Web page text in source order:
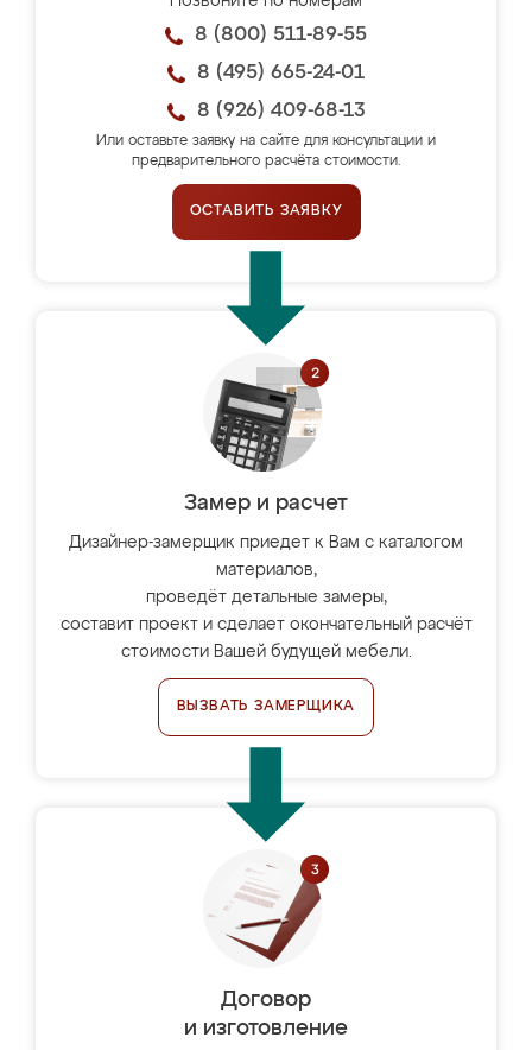
8 (800) 511-89-55
8 (495) 665-24-01
8 (926) 409-68-13
Или оставьте заявку на сайте для консультации и
предварительного расчёта стоимости.
ОСТАВИТЬ ЗАЯВКУ
Замер и расчет
Дизайнер-замерщик приедет к Вам с каталогом
материалов,
проведёт детальные замеры,
составит проект и сделает окончательный расчёт
стоимости Вашей будущей мебели.
ВЫЗВАТЬ ЗАМЕРЩИКА
Договор
и изготовление